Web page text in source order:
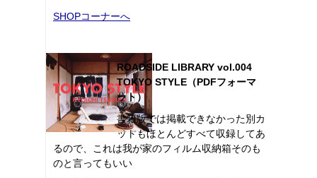
SHOPコーナーへ
ROADSIDE LIBRARY vol.004
TOKYO STYLE（PDFフォーマ
ット）
書籍版では掲載できなかった別カ
ットもほとんどすべて収録してあ
るので、これは我が家のフィルム収納箱そのも
のと言ってもいい